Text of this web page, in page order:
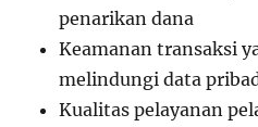
penarikan dana
Keamanan transaksi
melindungi data
Kualitas pelayanan